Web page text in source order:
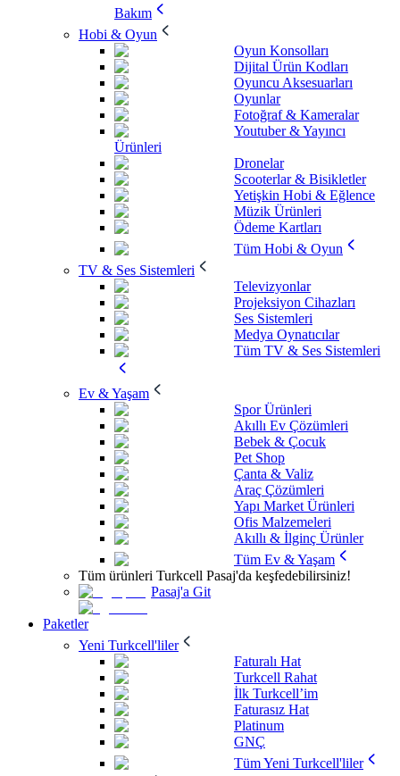
Bakım
Hobi & Oyun
Oyun Konsolları
Dijital Ürün Kodları
Oyuncu Aksesuarları
Oyunlar
Fotoğraf & Kameralar
Youtuber & Yayıncı
Ürünleri
Dronelar
Scooterlar & Bisikletler
Yetişkin Hobi & Eğlence
Müzik Ürünleri
Ödeme Kartları
Tüm Hobi & Oyun
TV & Ses Sistemleri
Televizyonlar
Projeksiyon Cihazları
Ses Sistemleri
Medya Oynatıcılar
Tüm TV & Ses Sistemleri
Ev & Yaşam
Spor Ürünleri
Akıllı Ev Çözümleri
Bebek & Çocuk
Pet Shop
Çanta & Valiz
Araç Çözümleri
Yapı Market Ürünleri
Ofis Malzemeleri
Akıllı & İlginç Ürünler
Tüm Ev & Yaşam
Tüm ürünleri Turkcell Pasaj'da keşfedebilirsiniz!
Pasaj'a Git
Paketler
Yeni Turkcell'liler
Faturalı Hat
Turkcell Rahat
İlk Turkcell’im
Faturasız Hat
Platinum
GNÇ
Tüm Yeni Turkcell'liler